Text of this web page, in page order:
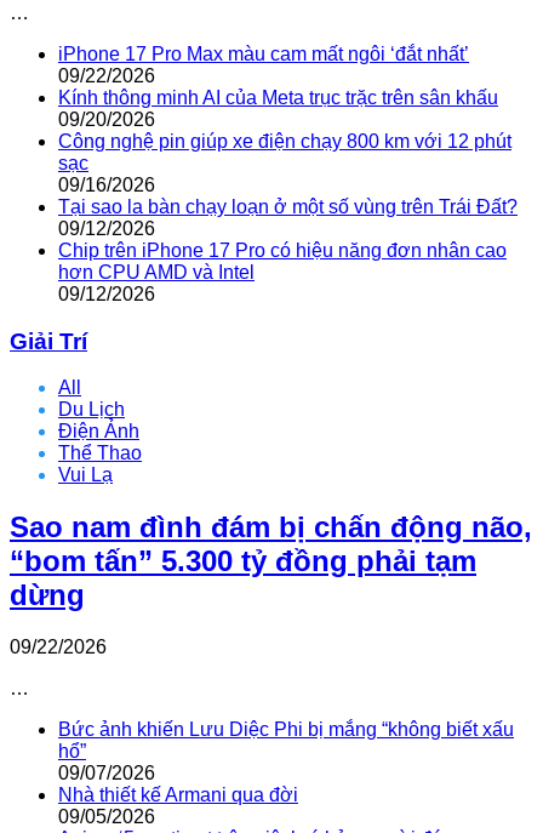
…
iPhone 17 Pro Max màu cam mất ngôi ‘đắt nhất’
09/22/2026
Kính thông minh AI của Meta trục trặc trên sân khấu
09/20/2026
Công nghệ pin giúp xe điện chạy 800 km với 12 phút
sạc
09/16/2026
Tại sao la bàn chạy loạn ở một số vùng trên Trái Đất?
09/12/2026
Chip trên iPhone 17 Pro có hiệu năng đơn nhân cao
hơn CPU AMD và Intel
09/12/2026
Giải Trí
All
Du Lịch
Điện Ảnh
Thể Thao
Vui Lạ
Sao nam đình đám bị chấn động não,
“bom tấn” 5.300 tỷ đồng phải tạm
dừng
09/22/2026
…
Bức ảnh khiến Lưu Diệc Phi bị mắng “không biết xấu
hổ”
09/07/2026
Nhà thiết kế Armani qua đời
09/05/2026